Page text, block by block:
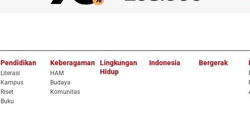
Pendidikan
Literasi
Kampus
Riset
Buku
Keberagaman
HAM
Budaya
Komunitas
Lingkungan
Hidup
Indonesia Bergerak